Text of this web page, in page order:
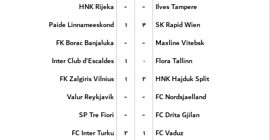
HNK Rijeka
- -
Ilves Tampere
Paide Linnameeskond
۱ ۴
SK Rapid Wien
FK Borac Banjaluka
- -
Maxline Vitebsk
Inter Club d'Escaldes
۱ ۰
Flora Tallinn
FK Zalgiris Vilnius
۱ ۲
HNK Hajduk Split
Valur Reykjavik
- -
FC Nordsjaelland
SP Tre Fiori
- -
FC Drita Gjilan
FC Inter Turku
۲ ۱ FC Vaduz